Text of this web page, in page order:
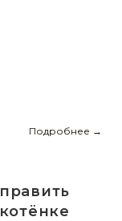
Подробнее →